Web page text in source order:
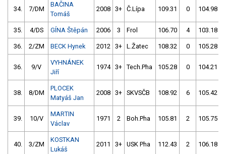
34. 7/DM
BAČINA
Tomáš
2008 3+ Č.Lípa 109.31 0 104.98
35. 4/DS GÍNA Štěpán 2006 3 Frol 106.70 4 103.18
36. 2/ZM BECK Hynek 2012 3+ L.Žatec 108.32 0 105.28
36. 9/V
VYHNÁNEK
Jiří
1974 3+ Tech.Pha 105.28 0 104.21
38. 8/DM
PLOCEK
Matyáš Jan
2008 3+ SKVSČB 108.92 6 105.42
39. 10/V
MARTIN
Václav
1971 2 Boh.Pha 105.81 2 105.75
40. 3/ZM
KOSTKAN
Lukáš
2011 3+ USK Pha 112.43 2 106.18